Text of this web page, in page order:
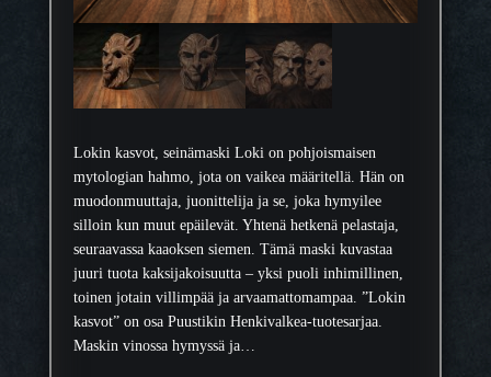
Lokin kasvot, seinämaski Loki on pohjoismaisen
mytologian hahmo, jota on vaikea määritellä. Hän on
muodonmuuttaja, juonittelija ja se, joka hymyilee
silloin kun muut epäilevät. Yhtenä hetkenä pelastaja,
seuraavassa kaaoksen siemen. Tämä maski kuvastaa
juuri tuota kaksijakoisuutta – yksi puoli inhimillinen,
toinen jotain villimpää ja arvaamattomampaa. ”Lokin
kasvot” on osa Puustikin Henkivalkea-tuotesarjaa.
Maskin vinossa hymyssä ja…